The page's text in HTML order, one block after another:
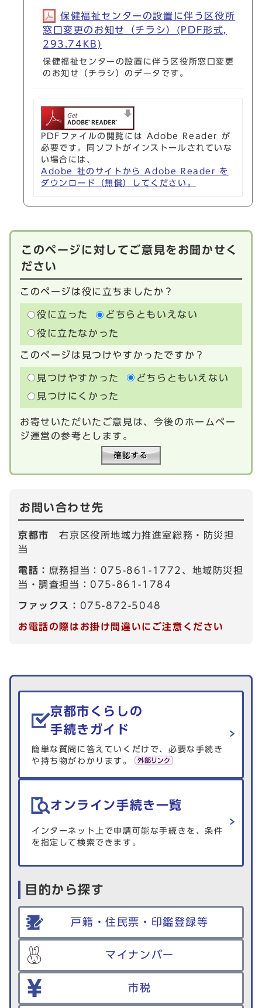
保健福祉センターの設置に伴う区役所
窓口変更のお知せ（チラシ）(PDF形式,
293.74KB)
保健福祉センターの設置に伴う区役所窓口変更
のお知せ（チラシ）のデータです。
PDFファイルの閲覧には Adobe Reader が
必要です。同ソフトがインストールされていな
い場合には、
Adobe 社のサイトから Adobe Reader を
ダウンロード（無償）してください。
このページに対してご意見をお聞かせく
ださい
このページは役に立ちましたか？
役に立った
どちらともいえない
役に立たなかった
このページは見つけやすかったですか？
見つけやすかった
どちらともいえない
見つけにくかった
お寄せいただいたご意見は、今後のホームペー
ジ運営の参考とします。
お問い合わせ先
京都市右京区役所地域力推進室総務・防災担
当
電話： 庶務担当：075-861-1772、地域防災担
当・調査担当：075-861-1784
ファックス： 075-872-5048
お電話の際はお掛け間違いにご注意ください
生活情報を探す
京都市くらしの
手続きガイド
簡単な質問に答えていくだけで、必要な手続き
や持ち物がわかります。
オンライン手続き一覧
インターネット上で申請可能な手続きを、条件
を指定して検索できます。
目的から探す
戸籍・住民票・印鑑登録等
マイナンバー
市税